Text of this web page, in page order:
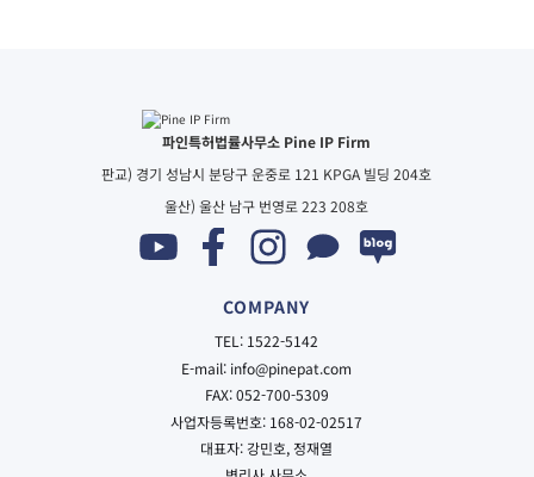
파인특허법률사무소 Pine IP Firm
판교) 경기 성남시 분당구 운중로 121 KPGA 빌딩 204호
울산) 울산 남구 번영로 223 208호
COMPANY
TEL: 1522-5142
E-mail: info@pinepat.com
FAX: 052-700-5309
사업자등록번호: 168-02-02517
대표자: 강민호, 정재열